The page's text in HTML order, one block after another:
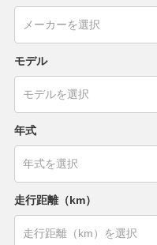
モデル
年式
走行距離（km）